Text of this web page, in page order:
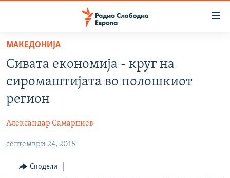
Оди
содржината
Оди
главната
навигација
на
ВИЗУЕЛНО
ШТО ТРЕБА ДА ЗНАЕТЕ
ПРИЈАВИ СЕ ЗА ЊУЗЛЕТЕР
ПОДКАСТ ЗОШТО?
МАКЕДОНИЈА
Сивата економија - круг на
сиромаштијата во полошкиот
регион
Александар Самарџиев
септември 24, 2015
Сподели